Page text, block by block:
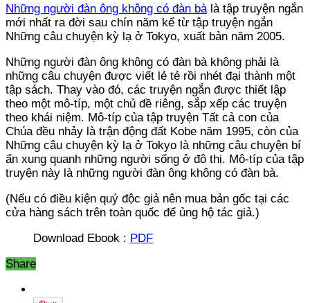
Những người đàn ông không có đàn bàlà tập truyện ngắn
mới nhất ra đời sau chín năm kể từ tập truyện ngắn
Những câu chuyện kỳ lạ ở Tokyo, xuất bản năm 2005.
Những người đàn ông không có đàn bà không phải là
những câu chuyện được viết lẻ tẻ rồi nhét đại thành một
tập sách. Thay vào đó, các truyện ngắn được thiết lập
theo một mô-típ, một chủ đề riêng, sắp xếp các truyện
theo khái niệm. Mô-típ của tập truyện Tất cả con của
Chúa đều nhảy là trận động đất Kobe năm 1995, còn của
Những câu chuyện kỳ lạ ở Tokyo là những câu chuyện bí
ẩn xung quanh những người sống ở đô thị. Mô-típ của tập
truyện này là những người đàn ông không có đàn bà.
(Nếu có điều kiện quý độc giả nên mua bản gốc tại các
cửa hàng sách trên toàn quốc để ủng hộ tác giả.)
Download Ebook : PDF
Share